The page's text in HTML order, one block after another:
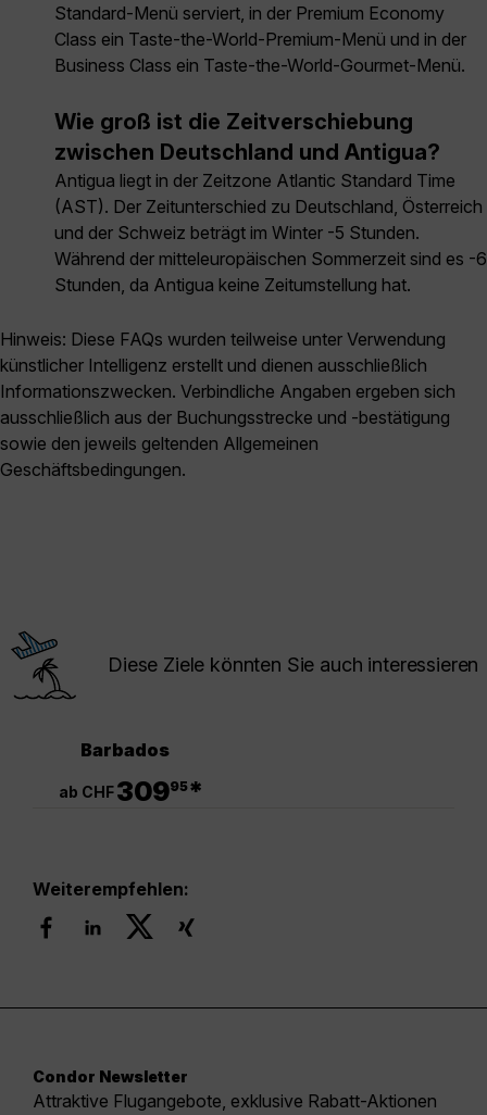
Standard-Menü serviert, in der Premium Economy
Class ein Taste-the-World-Premium-Menü und in der
Business Class ein Taste-the-World-Gourmet-Menü.
Wie groß ist die Zeitverschiebung
zwischen Deutschland und Antigua?
Antigua liegt in der Zeitzone Atlantic Standard Time
(AST). Der Zeitunterschied zu Deutschland, Österreich
und der Schweiz beträgt im Winter -5 Stunden.
Während der mitteleuropäischen Sommerzeit sind es -6
Stunden, da Antigua keine Zeitumstellung hat.
Hinweis: Diese FAQs wurden teilweise unter Verwendung
künstlicher Intelligenz erstellt und dienen ausschließlich
Informationszwecken. Verbindliche Angaben ergeben sich
ausschließlich aus der Buchungsstrecke und -bestätigung
sowie den jeweils geltenden Allgemeinen
Geschäftsbedingungen.
Diese Ziele könnten Sie auch interessieren
Barbados
ab CHF30995*
Weiterempfehlen:
Condor Newsletter
Attraktive Flugangebote, exklusive Rabatt-Aktionen